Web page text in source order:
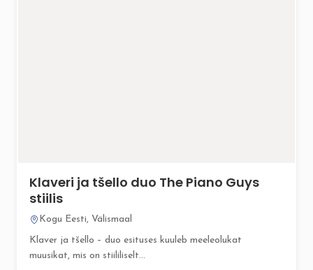
Klaveri ja tšello duo The Piano Guys
stiilis
Kogu Eesti, Välismaal
Klaver ja tšello – duo esituses kuuleb meeleolukat
muusikat, mis on stiililiselt...